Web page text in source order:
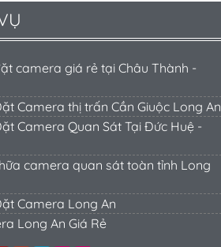
camera giá rẻ tại Châu Thành -
Camera thị trấn Cần Giuộc Long An
Camera Quan Sát Tại Đức Huệ -
camera quan sát toàn tỉnh Long
Camera Long An
Long An Giá Rẻ